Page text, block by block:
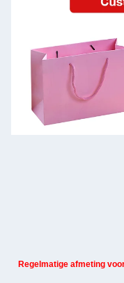
Regelmatige afmeting